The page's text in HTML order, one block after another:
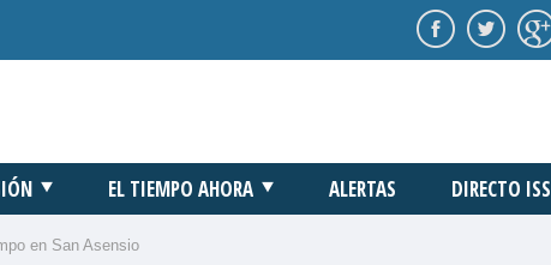
EL TIEMPO AHORA ALERTAS DIRECTO ISS
en San Asensio